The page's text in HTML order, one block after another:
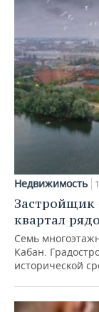
Недвижимость
Застройщик
квартал
Семь
Кабан.
исторической